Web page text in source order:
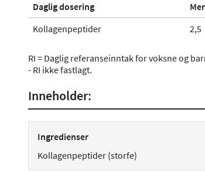
Daglig dosering
Kollagenpeptider
2,5
RI = Daglig referanseinntak for voksne og
- RI ikke fastlagt.
Inneholder:
Ingredienser
Kollagenpeptider (storfe)